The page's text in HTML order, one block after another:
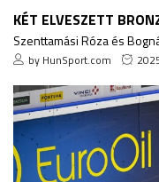
KÉT ELVESZETT
Szenttamási Róza és
by HunSport.com